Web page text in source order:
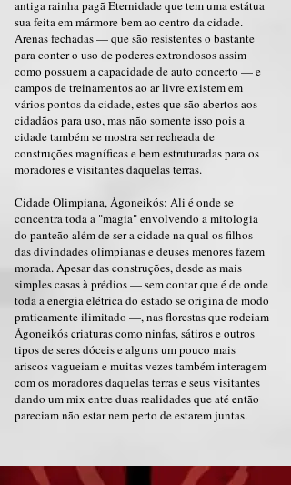
antiga rainha pagã Eternidade que tem uma estátua
sua feita em mármore bem ao centro da cidade.
Arenas fechadas — que são resistentes o bastante
para conter o uso de poderes extrondosos assim
como possuem a capacidade de auto concerto — e
campos de treinamentos ao ar livre existem em
vários pontos da cidade, estes que são abertos aos
cidadãos para uso, mas não somente isso pois a
cidade também se mostra ser recheada de
construções magníficas e bem estruturadas para os
moradores e visitantes daquelas terras.
Cidade Olimpiana, Ágoneikós: Ali é onde se
concentra toda a "magia" envolvendo a mitologia
do panteão além de ser a cidade na qual os filhos
das divindades olimpianas e deuses menores fazem
morada. Apesar das construções, desde as mais
simples casas à prédios — sem contar que é de onde
toda a energia elétrica do estado se origina de modo
praticamente ilimitado —, nas florestas que rodeiam
Ágoneikós criaturas como ninfas, sátiros e outros
tipos de seres dóceis e alguns um pouco mais
ariscos vagueiam e muitas vezes também interagem
com os moradores daquelas terras e seus visitantes
dando um mix entre duas realidades que até então
pareciam não estar nem perto de estarem juntas.